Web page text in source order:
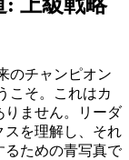
のチャンピオン
こそ。これはカ
りません。リーダ
スを理解し、それ
るための青写真で